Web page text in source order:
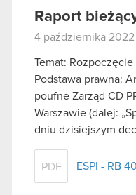
Raport
4 października 2022
Temat: Rozpoczęcie
Podstawa prawna:
poufne Zarząd CD
Warszawie (dalej:
dniu dzisiejszym
PDF ESPI - RB